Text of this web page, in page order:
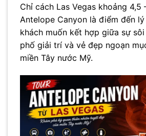
Chỉ cách Las Vegas khoảng 4,5
Antelope Canyon là điểm đến
khách muốn kết hợp giữa sự
phố giải trí và vẻ đẹp ngoạn
miền Tây nước Mỹ.